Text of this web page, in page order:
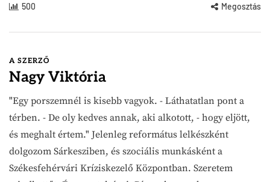
500 Megosztás
A SZERZŐ
Nagy Viktória
"Egy porszemnél is kisebb vagyok. - Láthatatlan pont a
térben. - De oly kedves annak, aki alkotott, - hogy eljött,
és meghalt értem." Jelenleg református lelkészként
dolgozom Sárkesziben, és szociális munkásként a
Székesfehérvári Kríziskezelő Központban. Szeretem